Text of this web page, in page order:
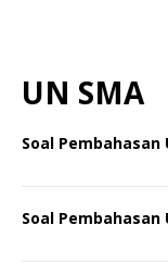
UN SMA
Soal Pembahasan
Soal Pembahasan